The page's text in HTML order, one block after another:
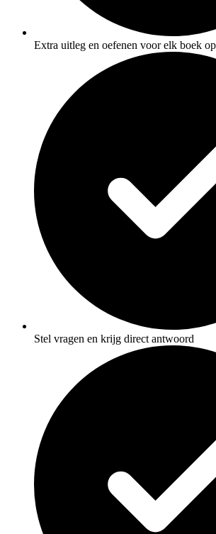
Extra uitleg en oefenen voor elk boek
Stel vragen en krijg direct antwoord